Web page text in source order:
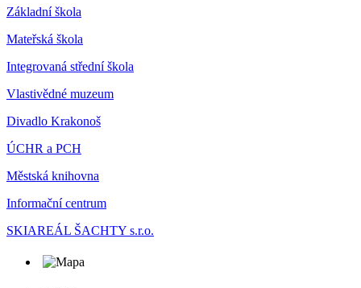
Základní škola
Mateřská škola
Integrovaná střední škola
Vlastivědné muzeum
Divadlo Krakonoš
ÚCHR a PCH
Městská knihovna
Informační centrum
SKIAREÁL ŠACHTY s.r.o.